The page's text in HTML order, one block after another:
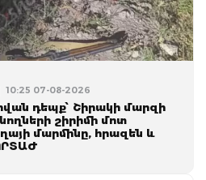
10:25 07-08-2026
դեպք՝ Շիրակի մարզի
շիրիմի մոտ
մարմինը, հրազեն և